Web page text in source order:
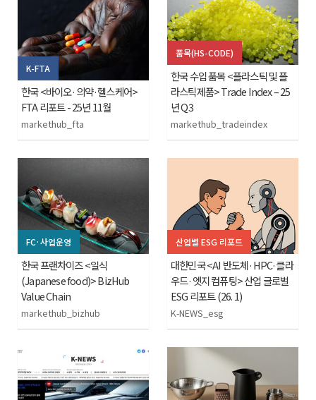
K-FTA
한국 <바이오·의약·헬스케어>
FTA 리포트 - 25년 11월
markethub_fta
품목(HS-CODE)
한국 수입 품목 <플라스틱 및 플
라스틱제품> Trade Index – 25
년 Q3
markethub_tradeindex
FC·사업운영
한국 프랜차이즈 <일식
(Japanese food)> BizHub
Value Chain
markethub_bizhub
산업별 ESG 리포트
대한민국 <AI 반도체·HPC·클라
우드·엣지 컴퓨팅> 산업 글로벌
ESG 리포트 (26. 1)
K-NEWS_esg